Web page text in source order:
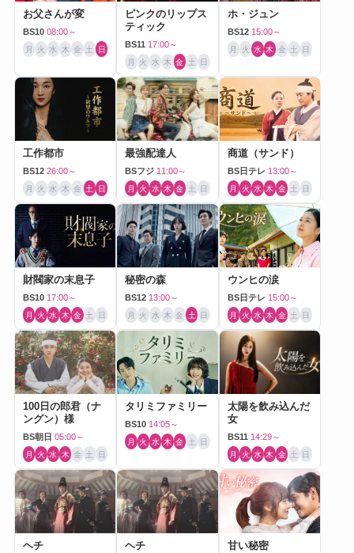
お父さんが変
BS10 08:00～
月 火 水 木 金 土 日
ピンクのリップス
ティック
BS11 17:00～
月 火 水 木 金 土 日
ホ・ジュン
BS12 15:00～
月 火 水 木 金 土 日
工作都市
BS12 26:00～
月 火 水 木 金 土 日
最強配達人
BSフジ 11:00～
月 火 水 木 金 土 日
商道（サンド）
BS日テレ 13:00～
月 火 水 木 金 土 日
財閥家の末息子
BS10 17:00～
月 火 水 木 金 土 日
秘密の森
BS12 13:00～
月 火 水 木 金 土 日
ウンヒの涙
BS日テレ 15:00～
月 火 水 木 金 土 日
100日の郎君（ナ
ングン）様
BS朝日 05:00～
月 火 水 木 金 土 日
タリミファミリー
BS10 14:05～
月 火 水 木 金 土 日
太陽を飲み込んだ
女
BS11 14:29～
月 火 水 木 金 土 日
ヘチ ヘチ 甘い秘密